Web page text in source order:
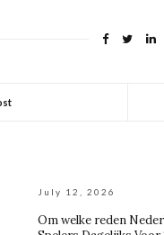
July 12, 2026
Om welke reden